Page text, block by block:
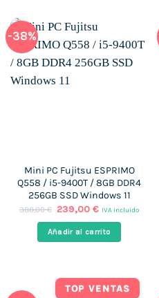
-38%
Mini PC Fujitsu ESPRIMO
Q558 / i5-9400T / 8GB DDR4
256GB SSD Windows 11
388,00€ El
original
era:
239,00€El
actual
es:
IVA incluido
Añadir al carrito
TOP VENTAS